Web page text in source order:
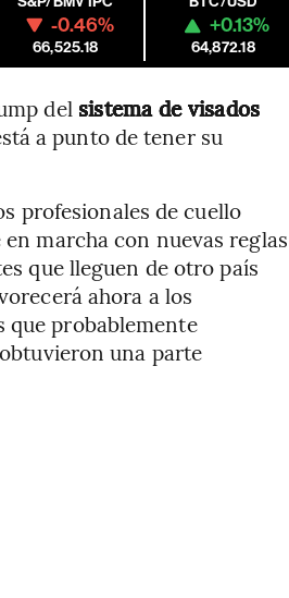
-0.46%
66,525.18
+0.13%
64,872.18
del sistema de visados
a punto de tener su
profesionales de cuello
marcha con nuevas reglas
que lleguen de otro país
ahora a los
que probablemente
una parte